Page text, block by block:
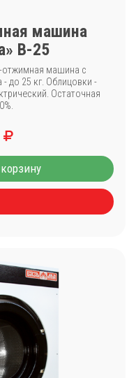
машина
В-25
отжимная машина с
до 25 кг. Облицовки -
Остаточная